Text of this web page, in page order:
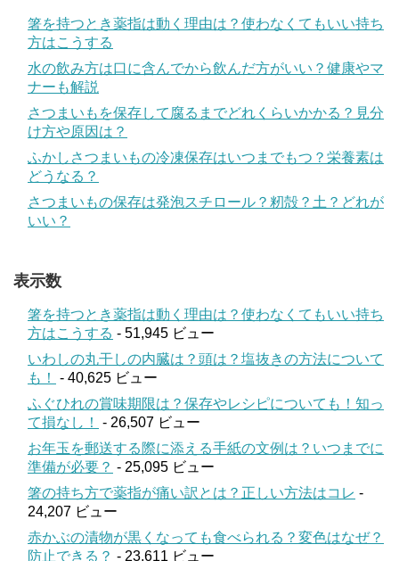
箸を持つとき薬指は動く理由は？使わなくてもいい持ち
方はこうする
水の飲み方は口に含んでから飲んだ方がいい？健康やマ
ナーも解説
さつまいもを保存して腐るまでどれくらいかかる？見分
け方や原因は？
ふかしさつまいもの冷凍保存はいつまでもつ？栄養素は
どうなる？
さつまいもの保存は発泡スチロール？籾殻？土？どれが
いい？
表示数
箸を持つとき薬指は動く理由は？使わなくてもいい持ち
方はこうする - 51,945 ビュー
いわしの丸干しの内臓は？頭は？塩抜きの方法について
も！
- 40,625 ビュー
ふぐひれの賞味期限は？保存やレシピについても！知っ
て損なし！
- 26,507 ビュー
お年玉を郵送する際に添える手紙の文例は？いつまでに
準備が必要？ - 25,095 ビュー
箸の持ち方で薬指が痛い訳とは？正しい方法はコレ -
24,207 ビュー
赤かぶの漬物が黒くなっても食べられる？変色はなぜ？
防止できる？ - 23,611 ビュー